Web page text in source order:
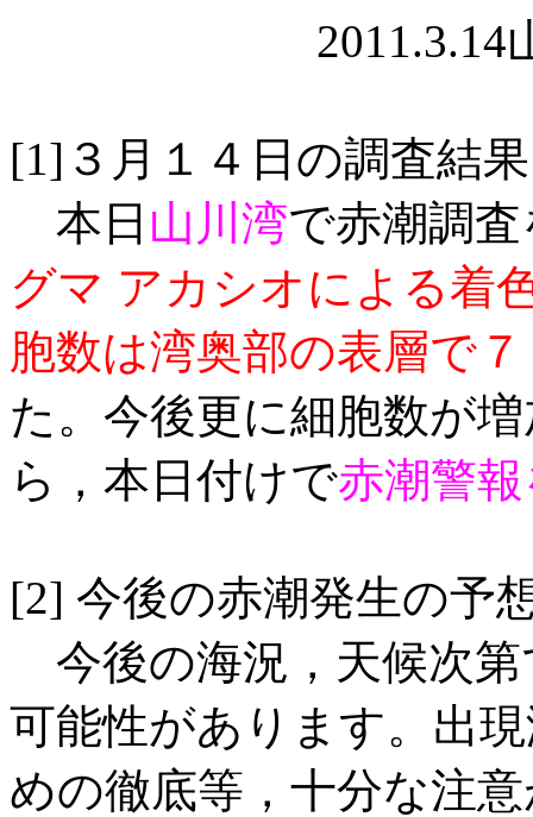
2011.3.14
[1]３月１４日の調査結果
本日 山川湾で赤潮調
グマ アカシオによる着
胞数は湾奥部の表層で
た。 今後更に細胞数が
ら， 本日付けで赤潮警
[2] 今後の赤潮発生の
今後の海況，天候次第
可能性があります。出
めの徹底等，十分な注